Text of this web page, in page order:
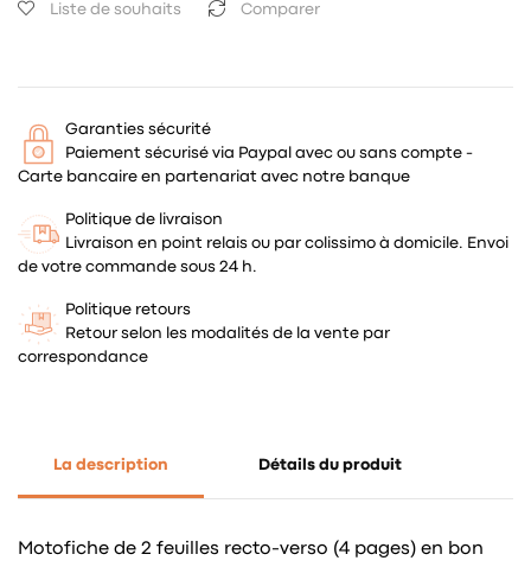
Liste de souhaits Comparer
Garanties sécurité
Paiement sécurisé via Paypal avec ou sans compte -
Carte bancaire en partenariat avec notre banque
Politique de livraison
Livraison en point relais ou par colissimo à domicile. Envoi
de votre commande sous 24 h.
Politique retours
Retour selon les modalités de la vente par
correspondance
La description Détails du produit
Motofiche de 2 feuilles recto-verso (4 pages) en bon